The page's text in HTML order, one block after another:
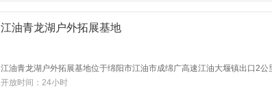
江油青龙湖户外拓展基地
开放时间： 24小时